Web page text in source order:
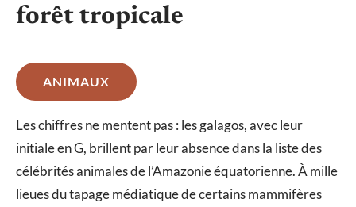
forêt tropicale
ANIMAUX
Les chiffres ne mentent pas : les galagos, avec leur
initiale en G, brillent par leur absence dans la liste des
célébrités animales de l’Amazonie équatorienne. À mille
lieues du tapage médiatique de certains mammifères